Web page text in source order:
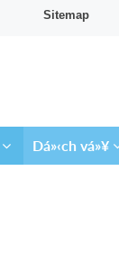
Sitemap
Dá»‹ch vá»¥